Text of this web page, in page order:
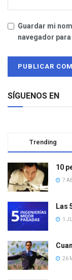
Guardar mi
navegador
SÍGUENOS EN
Trending
10
7
Las
1
26